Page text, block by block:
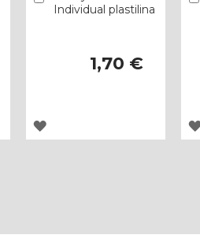
Individual plastilina
1,70 €
AGREGAR